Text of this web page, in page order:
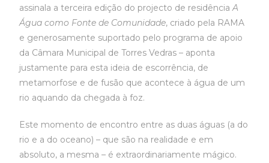
assinala a terceira edição do projecto de residênciaA
Água como Fonte de Comunidade, criado pela RAMA
e generosamente suportado pelo programa de apoio
da Câmara Municipal de Torres Vedras – aponta
justamente para esta ideia de escorrência, de
metamorfose e de fusão que acontece à água de um
rio aquando da chegada à foz.
Este momento de encontro entre as duas águas (a do
rio e a do oceano) – que são na realidade e em
absoluto, a mesma – é extraordinariamente mágico.